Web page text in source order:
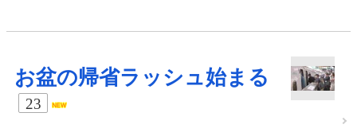
お盆の帰省ラッシュ始まる
23